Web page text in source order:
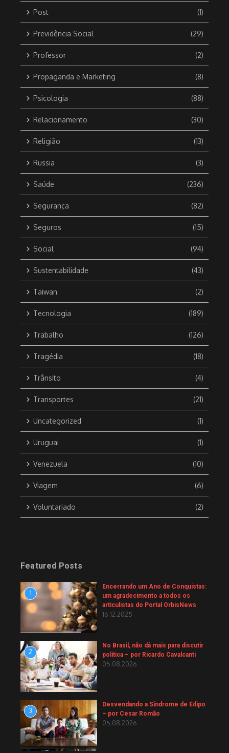
Post (1)
Previdência Social (29)
Professor (2)
Propaganda e Marketing (8)
Psicologia (88)
Relacionamento (30)
Religião (13)
Russia (3)
Saúde (236)
Segurança (82)
Seguros (15)
Social (94)
Sustentabilidade (43)
Taiwan (2)
Tecnologia (189)
Trabalho (126)
Tragédia (18)
Trânsito (4)
Transportes (21)
Uncategorized (1)
Uruguai (1)
Venezuela (10)
Viagem (6)
Voluntariado (2)
Featured Posts
1
Encerrando um Ano de Conquistas:
um agradecimento a todos os
articulistas do Portal OrbisNews
16.12.2025
2
No Brasil, não dá mais para discutir
política – por Ricardo Cavalcanti
05.08.2026
3
Desvendando a Síndrome de Édipo
– por Cesar Romão
05.08.2026